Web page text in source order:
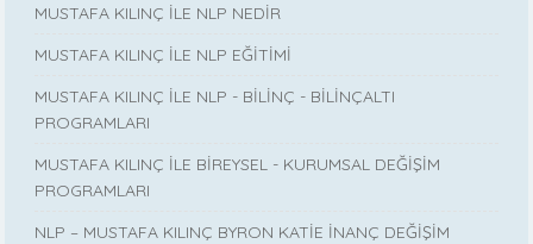
MUSTAFA KILINÇ İLE NLP NEDİR
MUSTAFA KILINÇ İLE NLP EĞİTİMİ
MUSTAFA KILINÇ İLE NLP - BİLİNÇ - BİLİNÇALTI
PROGRAMLARI
MUSTAFA KILINÇ İLE BİREYSEL - KURUMSAL DEĞİŞİM
PROGRAMLARI
NLP – MUSTAFA KILINÇ BYRON KATİE İNANÇ DEĞİŞİM